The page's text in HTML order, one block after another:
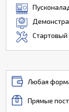
Любая
Прямые